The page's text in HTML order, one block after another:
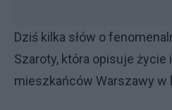
Dziś kilka słów o
Szaroty, która opisuje
mieszkańców Warszawy w